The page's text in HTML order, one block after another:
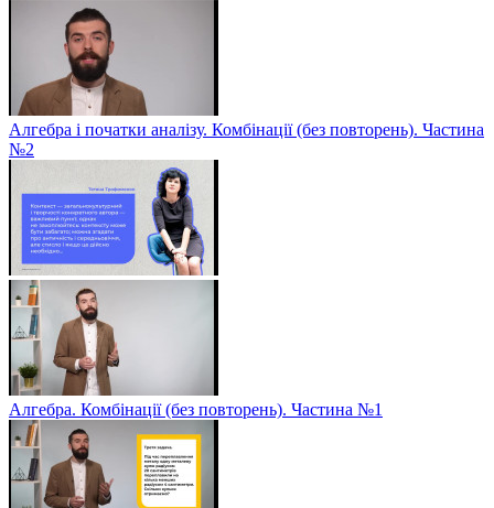
Алгебра і початки аналізу. Комбінації (без повторень). Частина
№2
Алгебра. Комбінації (без повторень). Частина №1